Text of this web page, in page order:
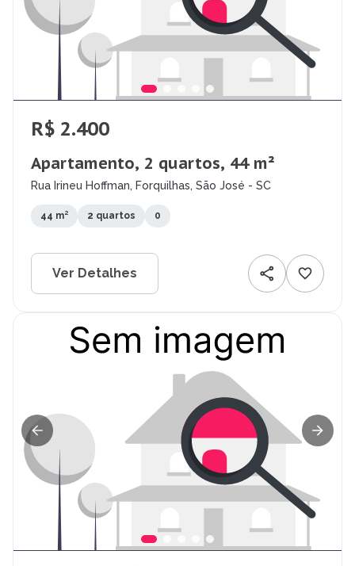
R$ 2.400
Apartamento, 2 quartos, 44 m²
Rua Irineu Hoffman, Forquilhas, São José - SC
44 m² 2 quartos 0
Ver Detalhes